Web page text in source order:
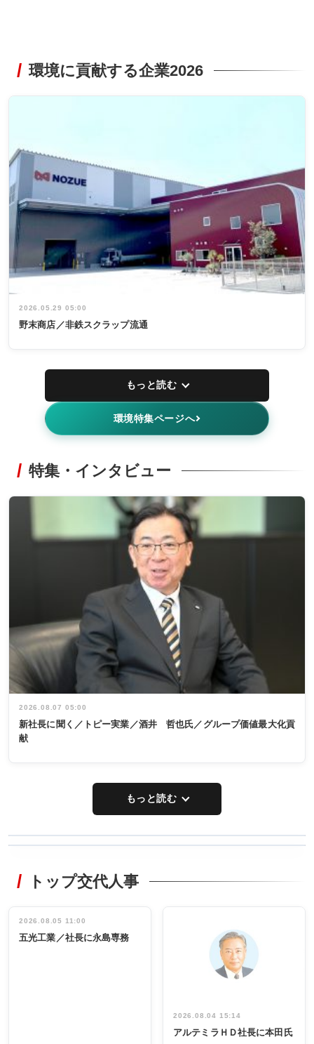
環境に貢献する企業2026
2026.05.29 05:00
野末商店／非鉄スクラップ流通
もっと読む
環境特集ページへ
特集・インタビュー
2026.08.07 05:00
新社長に聞く／トピー実業／酒井 哲也氏／グループ価値最大化貢
献
もっと読む
非鉄業界で
インタビュ
ー／社内ア
タックトレー
祝う 業界関
係者ら220人
出席
トップ交代人事
2026.08.05 11:00
五光工業／社長に永島専務
2026.08.04 15:14
アルテミラＨＤ社長に本田氏